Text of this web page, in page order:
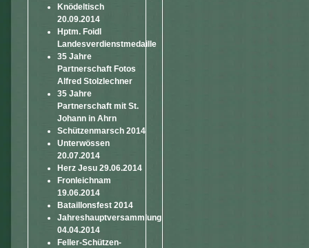
Knödeltisch
20.09.2014
Hptm. Foidl
Landesverdienstmedaille
35 Jahre
Partnerschaft Fotos
Alfred Stolzlechner
35 Jahre
Partnerschaft mit St.
Johann in Ahrn
Schützenmarsch 2014
Unterwössen
20.07.2014
Herz Jesu 29.06.2014
Fronleichnam
19.06.2014
Bataillonsfest 2014
Jahreshauptversammlung
04.04.2014
Feller-Schützen-